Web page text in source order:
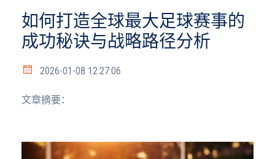
如何打造全球最大足球赛事的
成功秘诀与战略路径分析
2026-01-08 12:27:06
文章摘要：